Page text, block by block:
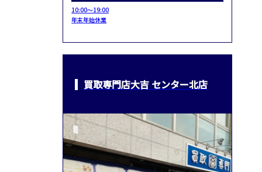
10:00～19:00
年末年始休業
買取専門店大吉 センター北店